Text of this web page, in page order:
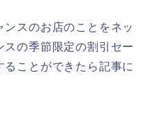
スのお店のことをネッ
スの季節限定の割引セー
ことができたら記事に